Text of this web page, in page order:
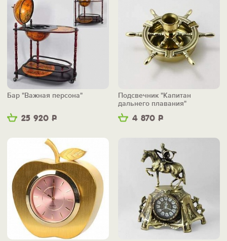
25 920 Р
Бар "Важная персона"
4 870 Р
Подсвечник "Капитан
дальнего плавания"